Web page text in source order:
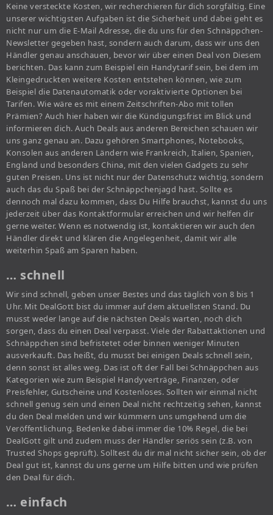
Keine versteckte Kosten, wir recherchieren für dich sorgfältig. Eine
unserer wichtigsten Aufgaben ist die Sicherheit und dabei geht es
nicht nur um die E-Mail Adresse, die du uns für den Schnäppchen-
Newsletter gegeben hast, sondern auch darum, dass wir uns den
Händler genau anschauen, bevor wir über einen Deal von Diesem
berichten. Das kann zum Beispiel ein Handytarif sein, bei dem im
Kleingedruckten weitere Kosten entstehen können, wie zum
Beispiel die Datenautomatik oder voraktivierte Optionen bei
Tarifen. Wie wäre es mit einem Zeitschriften-Abo mit tollen
Prämien? Auch hier haben wir die Kündigungsfrist im Blick und
informieren dich. Auch Deals aus anderen Bereichen schauen wir
uns ganz genau an. Dazu gehören Smartphones, Notebooks,
Konsolen aus anderen Ländern wie Frankreich, Italien, Spanien,
England und besonders China, mit den vielen Gadgets zu sehr
guten Preisen. Uns ist nicht nur der Datenschutz wichtig, sondern
auch das du Spaß bei der Schnäppchenjagd hast. Sollte es
dennoch mal dazu kommen, dass Du Hilfe brauchst, kannst du uns
jederzeit über das Kontaktformular erreichen und wir helfen dir
gerne weiter. Wenn es notwendig ist, kontaktieren wir auch den
Händler direkt und klären die Angelegenheit, damit wir alle
weiterhin Spaß am Sparen haben.
… schnell
Wir sind schnell, geben unser Bestes und das täglich von 8 bis 1
Uhr. Mit DealGott bist du immer auf dem aktuellsten Stand. Du
musst weder lange auf die nächsten Deals warten, noch dich
sorgen, dass du einen Deal verpasst. Viele der Rabattaktionen und
Schnäppchen sind befristetet oder binnen weniger Minuten
ausverkauft. Das heißt, du musst bei einigen Deals schnell sein,
denn sonst ist alles weg. Das ist oft der Fall bei Schnäppchen aus
Kategorien wie zum Beispiel Handyverträge, Finanzen, oder
Preisfehler, Gutscheine und Kostenloses. Sollten wir einmal nicht
schnell genug sein und einen Deal nicht rechtzeitig sehen, kannst
du den Deal melden und wir kümmern uns umgehend um die
Veröffentlichung. Bedenke dabei immer die 10% Regel, die bei
DealGott gilt und zudem muss der Händler seriös sein (z.B. von
Trusted Shops geprüft). Solltest du dir mal nicht sicher sein, ob der
Deal gut ist, kannst du uns gerne um Hilfe bitten und wie prüfen
den Deal für dich.
… einfach